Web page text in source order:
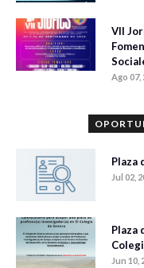
VII
Ago 07,
Plaza
Jul 02,
Plaza
Jun 10,